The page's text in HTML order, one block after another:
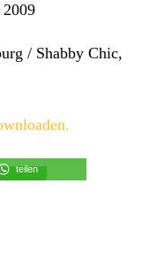
/ Shabby Chic,
teilen